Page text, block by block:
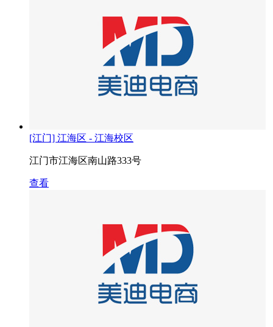
[江门] 江海区 - 江海校区
江门市江海区南山路333号
查看